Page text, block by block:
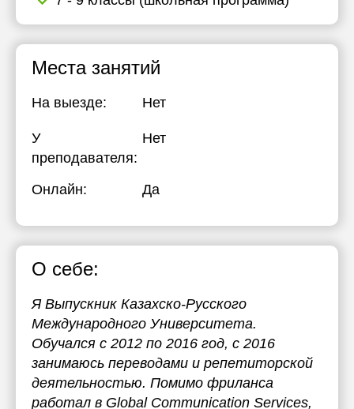
Места занятий
На выезде: Нет
У
преподавателя:
Нет
Онлайн: Да
О себе:
Я Выпускник Казахско-Русского
Международного Университета.
Обучался с 2012 по 2016 год, с 2016
занимаюсь переводами и репетиторской
деятельностью. Помимо фриланса
работал в Global Communication Services,